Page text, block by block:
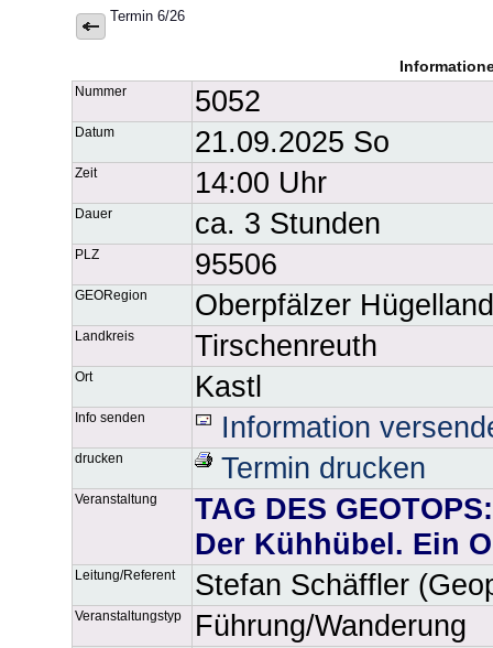
Termin 6/26
Nummer 5052
Datum 21.09.2025 So
Zeit 14:00 Uhr
Dauer ca. 3 Stunden
PLZ 95506
GEORegion Oberpfälzer Hügelland
Landkreis Tirschenreuth
Ort Kastl
Info senden Information
drucken Termin drucken
Veranstaltung
TAG DES
Der Kühhübel. Ein
Leitung/Referent Stefan Schäffler
Veranstaltungstyp Führung/Wanderung